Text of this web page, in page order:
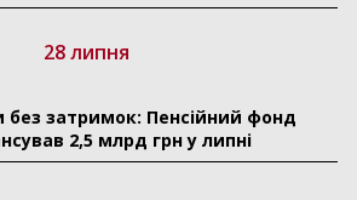
28 липня
без затримок: Пенсійний фонд
2,5 млрд грн у липні